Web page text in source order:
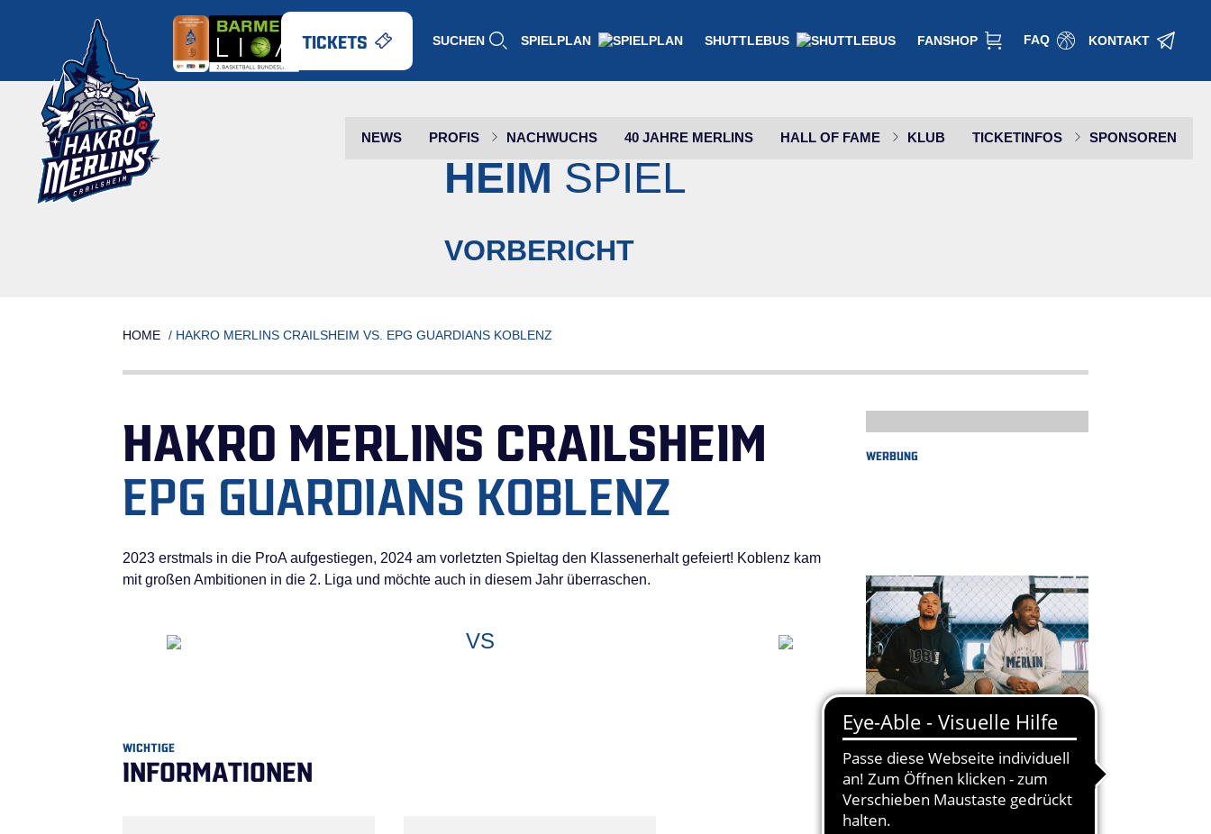
TICKETS SUCHEN SPIELPLAN SHUTTLEBUS FANSHOP FAQ KONTAKT
NEWS PROFIS NACHWUCHS 40 JAHRE MERLINS HALL OF FAME KLUB TICKETINFOS SPONSOREN
HEIM SPIEL
VORBERICHT
HOME / HAKRO MERLINS CRAILSHEIM VS. EPG GUARDIANS KOBLENZ
HAKRO MERLINS CRAILSHEIM
EPG GUARDIANS KOBLENZ
2023 erstmals in die ProA aufgestiegen, 2024 am vorletzten Spieltag den Klassenerhalt gefeiert! Koblenz kam
mit großen Ambitionen in die 2. Liga und möchte auch in diesem Jahr überraschen.
VS
WICHTIGE
INFORMATIONEN
WERBUNG